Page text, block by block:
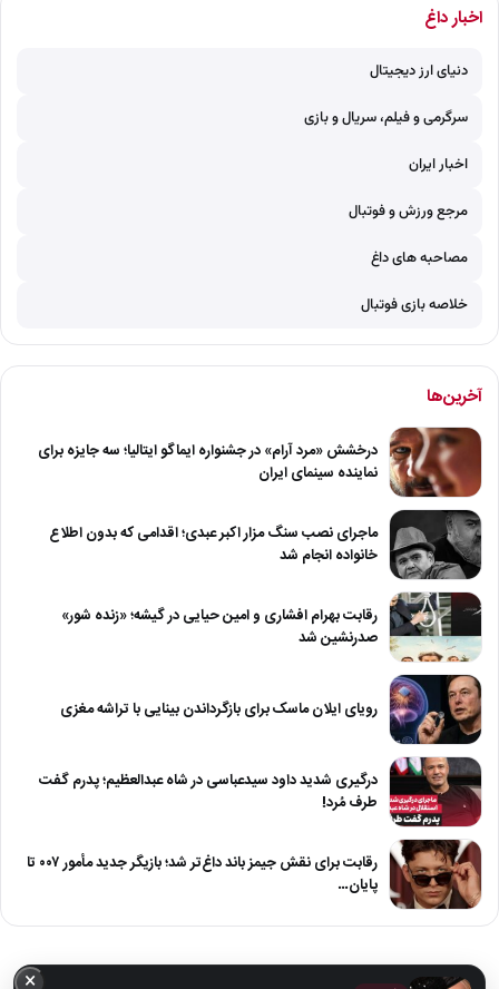
اخبار داغ
دنیای ارز دیجیتال
سرگرمی و فیلم، سریال و بازی
اخبار ایران
مرجع ورزش و فوتبال
مصاحبه های داغ
خلاصه بازی فوتبال
آخرین‌ها
درخشش «مرد آرام» در جشنواره ایماگو ایتالیا؛ سه جایزه برای
نماینده سینمای ایران
ماجرای نصب سنگ مزار اکبر عبدی؛ اقدامی که بدون اطلاع
خانواده انجام شد
رقابت بهرام افشاری و امین حیایی در گیشه؛ «زنده شور»
صدرنشین شد
رویای ایلان ماسک برای بازگرداندن بینایی با تراشه مغزی
درگیری شدید داود سیدعباسی در شاه عبدالعظیم؛ پدرم گفت
طرف مُرد!
رقابت برای نقش جیمز باند داغ‌تر شد؛ بازیگر جدید مأمور ۰۰۷ تا
پایان…
×